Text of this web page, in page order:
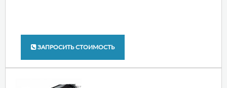
ЗАПРОСИТЬ СТОИМОСТЬ